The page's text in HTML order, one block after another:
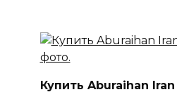
Купить Aburaihan